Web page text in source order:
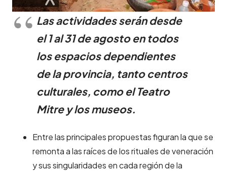
Las actividades serán desde
el 1 al 31 de agosto en todos
los espacios dependientes
de la provincia, tanto centros
culturales, como el Teatro
Mitre y los museos.
Entre las principales propuestas figuran la que se
remonta a las raíces de los rituales de veneración
y sus singularidades en cada región de la